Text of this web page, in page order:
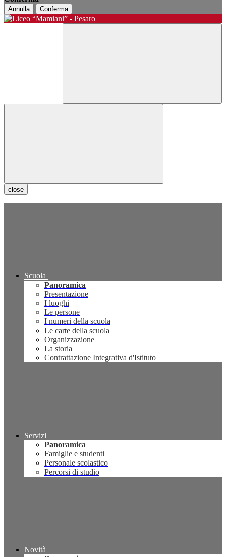
Annulla Conferma
close
Scuola
Panoramica
Presentazione
I luoghi
Le persone
I numeri della scuola
Le carte della scuola
Organizzazione
La storia
Contrattazione Integrativa d'Istituto
Servizi
Panoramica
Famiglie e studenti
Personale scolastico
Percorsi di studio
Novità